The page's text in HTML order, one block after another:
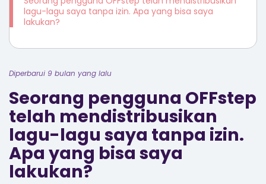
lagu-lagu saya tanpa izin. Apa yang bisa saya
lakukan?
Diperbarui 9 bulan yang lalu
Seorang pengguna OFFstep
telah mendistribusikan
lagu-lagu saya tanpa izin.
Apa yang bisa saya
lakukan?